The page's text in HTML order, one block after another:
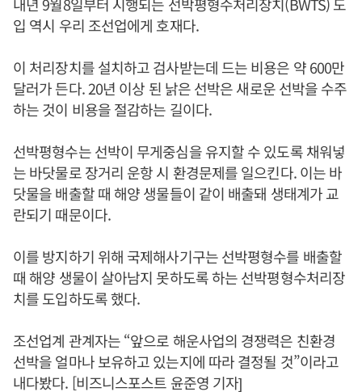
입 역시 우리 조선업에게 호재다.
이 처리장치를 설치하고 검사받는데 드는 비용은 약 600만
달러가 든다. 20년 이상 된 낡은 선박은 새로운 선박을 수주
하는 것이 비용을 절감하는 길이다.
선박평형수는 선박이 무게중심을 유지할 수 있도록 채워넣
는 바닷물로 장거리 운항 시 환경문제를 일으킨다. 이는 바
닷물을 배출할 때 해양 생물들이 같이 배출돼 생태계가 교
란되기 때문이다.
이를 방지하기 위해 국제해사기구는 선박평형수를 배출할
때 해양 생물이 살아남지 못하도록 하는 선박평형수처리장
치를 도입하도록 했다.
조선업계 관계자는 “앞으로 해운사업의 경쟁력은 친환경
선박을 얼마나 보유하고 있는지에 따라 결정될 것”이라고
내다봤다. [비즈니스포스트 윤준영 기자]